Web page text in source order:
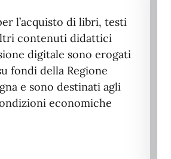
l’acquisto di libri, testi
contenuti didattici
digitale sono erogati
fondi della Regione
e sono destinati agli
economiche